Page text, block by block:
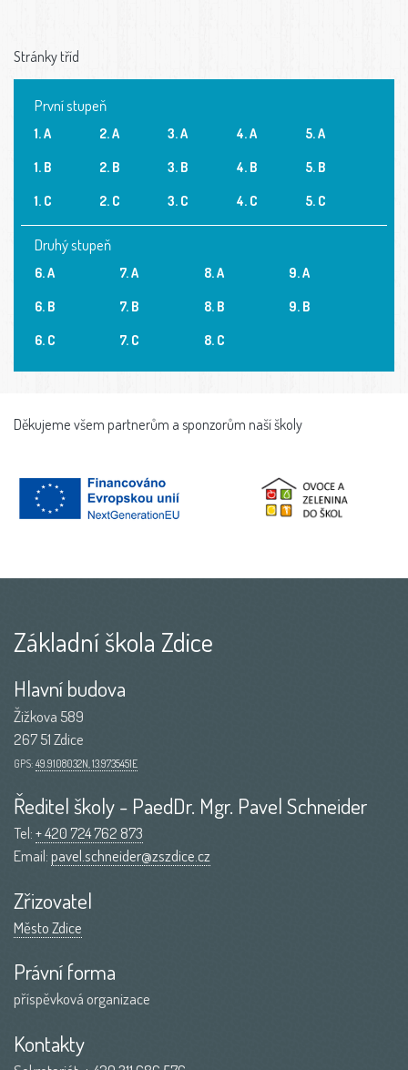
Stránky tříd
První stupeň
1. A
1. B
1. C
2. A
2. B
2. C
3. A
3. B
3. C
4. A
4. B
4. C
5. A
5. B
5. C
Druhý stupeň
6. A
6. B
6. C
7. A
7. B
7. C
8. A
8. B
8. C
9. A
9. B
Děkujeme všem partnerům a sponzorům naší školy
Základní škola Zdice
Hlavní budova
Žižkova 589
267 51 Zdice
GPS: 49.9108032N, 13.9735451E
Ředitel školy - PaedDr. Mgr. Pavel Schneider
Tel:+ 420 724 762 873
Email:pavel.schneider@zszdice.cz
Zřizovatel
Město Zdice
Právní forma
příspěvková organizace
Kontakty